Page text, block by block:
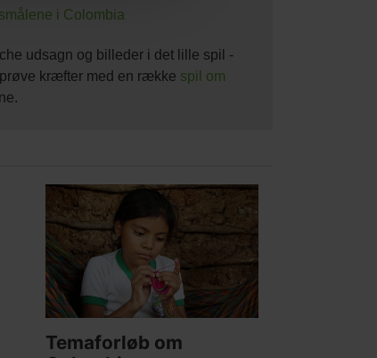
i Colombia
udsagn og billeder i det lille spil -
kræfter med en række spil om
Main
picture
Temaforløb om